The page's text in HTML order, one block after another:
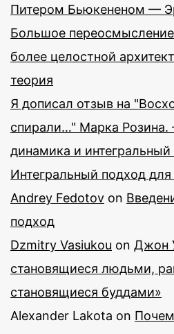
Питером Бьюкененом —
Большое
более целостной
теория
Я дописал отзыв на
спирали…" Марка
динамика и
Интегральный подход
Andrey Fedotov on
подход
Dzmitry Vasiukou on Джон
становящиеся людьми,
становящиеся буддами»
Alexander Lakota on